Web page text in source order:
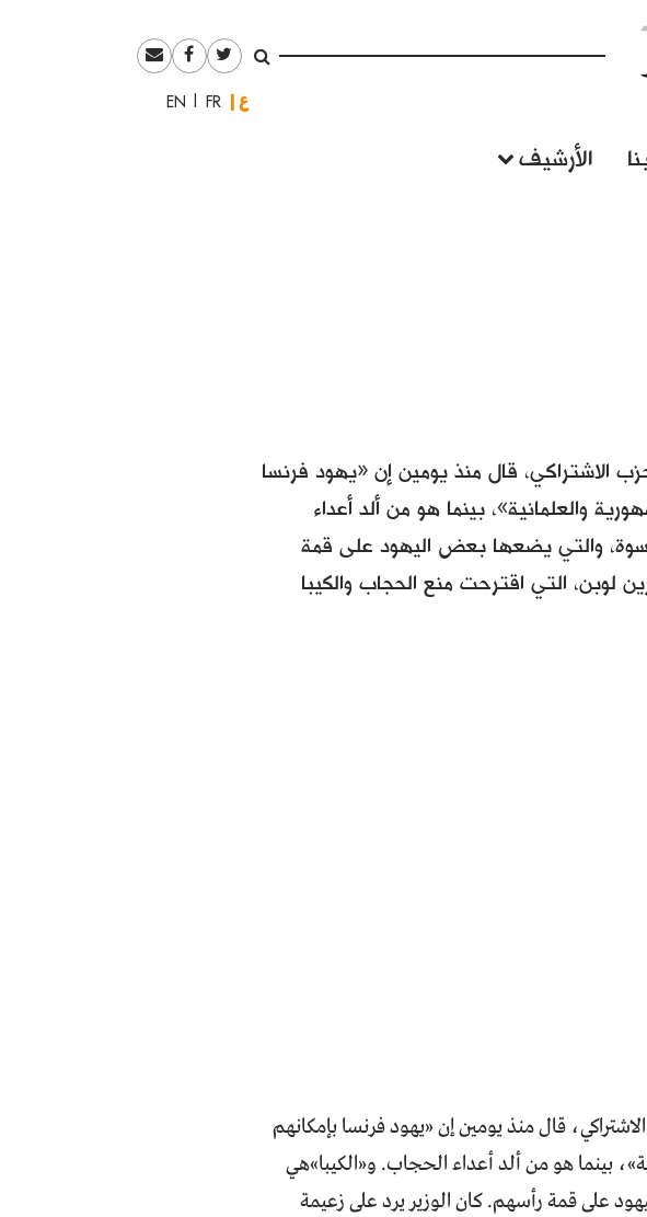
العربيةFrançais
English
الأرشيف
الاشتراكي، قال منذ يومين إن «يهود فرنسا
والعلمانية»، بينما هو من ألد أعداء
والتي يضعها بعض اليهود على قمة
لوبن، التي اقترحت منع الحجاب والكيبا
قال منذ يومين إن «يهود فرنسا بإمكانهم
بينما هو من ألد أعداء الحجاب. و«الكيبا»هي
على قمة رأسهم. كان الوزير يرد على زعيمة